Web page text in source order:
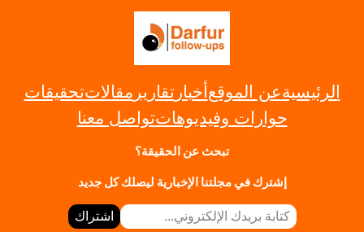
الرئيسيةعن الموقعأخبارتقارير مقالاتتحقيقات
حوارات وفيديوهاتتواصل معنا
تبحث عن الحقيقة؟
إشترك في مجلتنا الإخبارية ليصلك كل جديد
كتابة بريدك الإلكتروني…
اشتراك